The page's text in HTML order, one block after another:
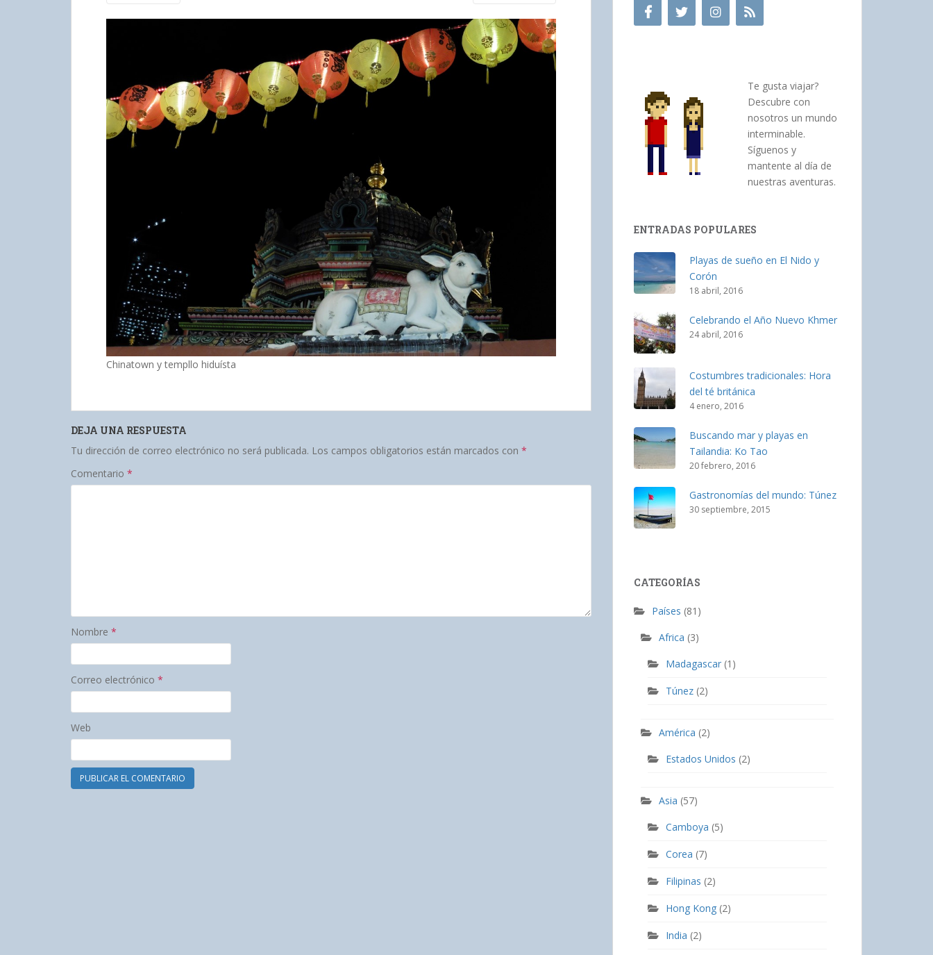
Chinatown y templlo hiduísta
DEJA UNA RESPUESTA
Tu dirección de correo electrónico no será publicada. Los campos obligatorios están marcados con *
Comentario *
Nombre *
Correo electrónico *
Web
Te gusta viajar?
Descubre con
nosotros un mundo
interminable.
Síguenos y
mantente al día de
nuestras aventuras.
ENTRADAS POPULARES
Playas de sueño en El Nido y
Corón
18 abril, 2016
Celebrando el Año Nuevo Khmer
24 abril, 2016
Costumbres tradicionales: Hora
del té británica
4 enero, 2016
Buscando mar y playas en
Tailandia: Ko Tao
20 febrero, 2016
Gastronomías del mundo: Túnez
30 septiembre, 2015
CATEGORÍAS
Países (81)
Africa (3)
Madagascar (1)
Túnez (2)
América (2)
Estados Unidos (2)
Asia (57)
Camboya (5)
Corea (7)
Filipinas (2)
Hong Kong (2)
India (2)